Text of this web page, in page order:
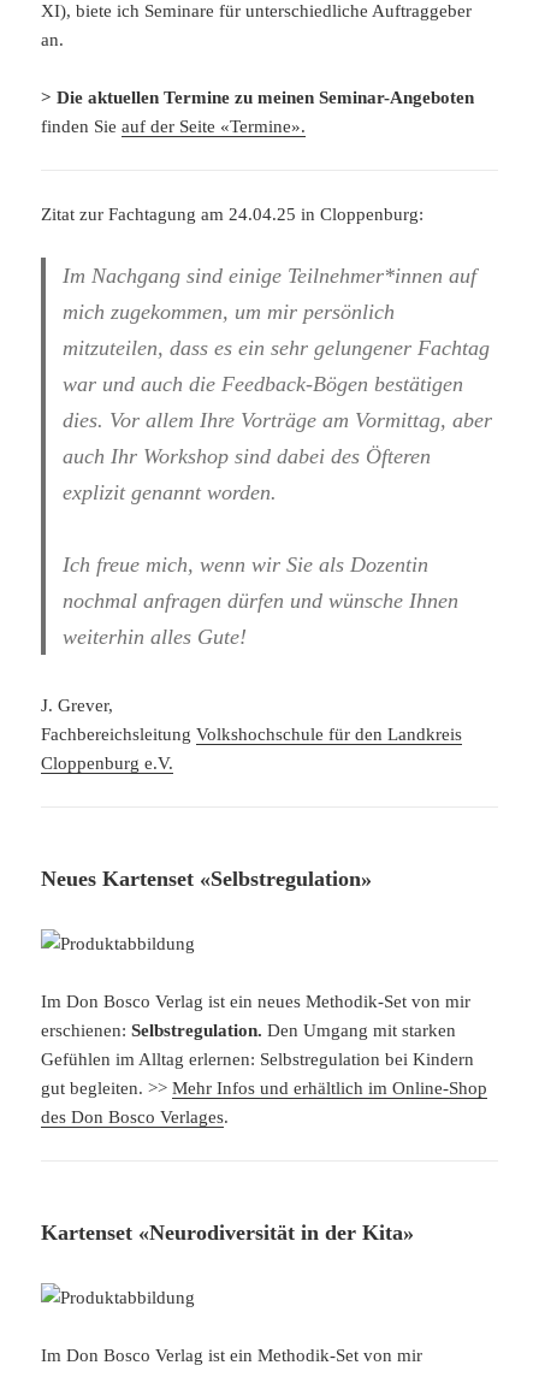
XI), biete ich Seminare für unterschiedliche Auftraggeber
an.
> Die aktuellen Termine zu meinen Seminar-Angeboten
finden Sieauf der Seite «Termine».
Zitat zur Fachtagung am 24.04.25 in Cloppenburg:
Im Nachgang sind einige Teilnehmer*innen auf
mich zugekommen, um mir persönlich
mitzuteilen, dass es ein sehr gelungener Fachtag
war und auch die Feedback-Bögen bestätigen
dies. Vor allem Ihre Vorträge am Vormittag, aber
auch Ihr Workshop sind dabei des Öfteren
explizit genannt worden.
Ich freue mich, wenn wir Sie als Dozentin
nochmal anfragen dürfen und wünsche Ihnen
weiterhin alles Gute!
J. Grever,
FachbereichsleitungVolkshochschule für den Landkreis
Cloppenburg e.V.
Neues Kartenset «Selbstregulation»
Im Don Bosco Verlag ist ein neues Methodik-Set von mir
erschienen:Selbstregulation.Den Umgang mit starken
Gefühlen im Alltag erlernen: Selbstregulation bei Kindern
gut begleiten. >>Mehr Infos und erhältlich im Online-Shop
des Don Bosco Verlages.
Kartenset «Neurodiversität in der Kita»
Im Don Bosco Verlag ist ein Methodik-Set von mir